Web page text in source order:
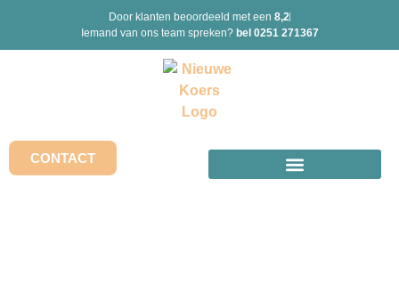
Door klanten beoordeeld met een 8,2
Iemand van ons team spreken? bel 0251 271367
CONTACT